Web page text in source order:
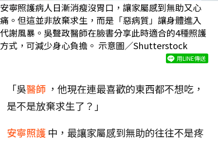
安寧照護病人日漸消瘦沒胃口，讓家屬感到無助又心
痛。但這並非放棄求生，而是「惡病質」讓身體進入
代謝風暴。吳聲政醫師在臉書分享此時適合的4種照護
方式，可減少身心負擔。 示意圖／Shutterstock
用LINE傳送
「吳醫師 ，他現在連最喜歡的東西都不想吃，
是不是放棄求生了？」
安寧照護 中，最讓家屬感到無助的往往不是疼